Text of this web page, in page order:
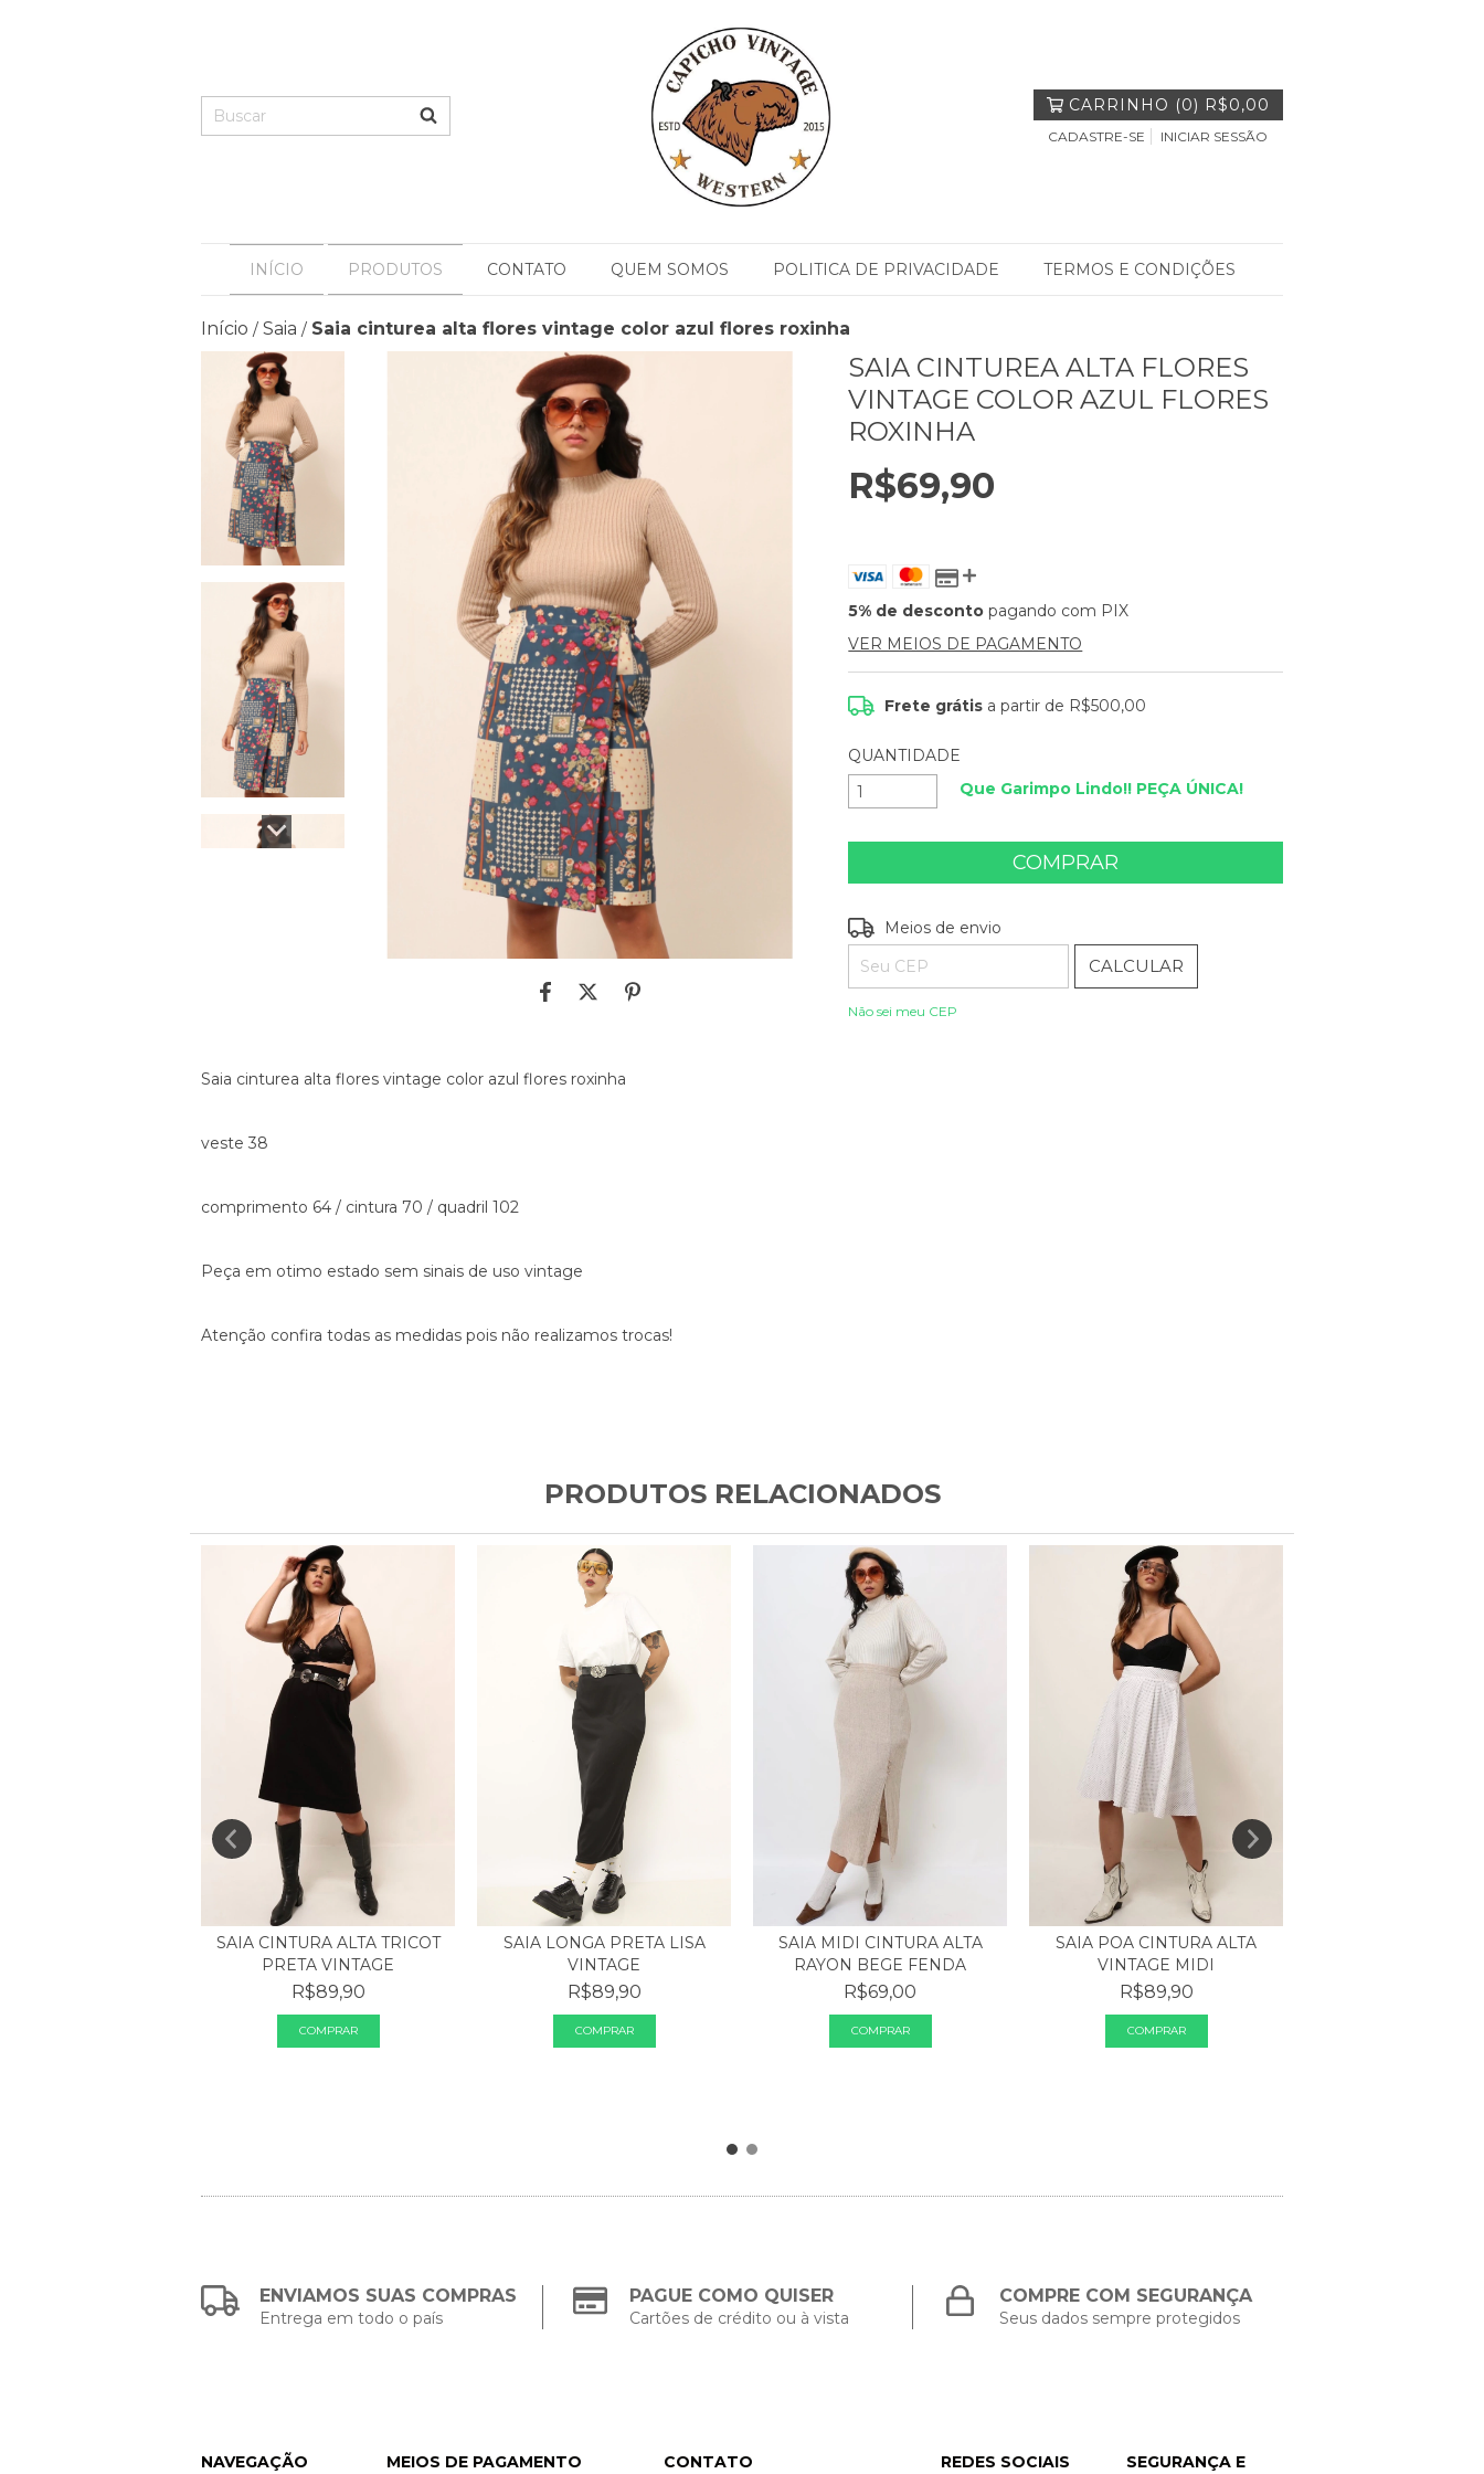
CARRINHO (0) R$0,00
CADASTRE-SE INICIAR SESSÃO
INÍCIO PRODUTOS CONTATO QUEM SOMOS POLITICA DE PRIVACIDADE TERMOS E CONDIÇÕES
Início / Saia / Saia cinturea alta flores vintage color azul flores roxinha
Saia cinturea alta flores vintage color azul flores roxinha
veste 38
comprimento 64 / cintura 70 / quadril 102
Peça em otimo estado sem sinais de uso vintage
Atenção confira todas as medidas pois não realizamos trocas!
SAIA CINTUREA ALTA FLORES
VINTAGE COLOR AZUL FLORES
ROXINHA
R$69,90
5% de desconto pagando com PIX
VER MEIOS DE PAGAMENTO
Frete grátis a partir de R$500,00
QUANTIDADE
Que Garimpo Lindo!! PEÇA ÚNICA!
Entregas para o CEP:
Meios de envio
CALCULAR
Não sei meu CEP
PRODUTOS RELACIONADOS
SAIA CINTURA ALTA TRICOT
PRETA VINTAGE
R$89,90
SAIA LONGA PRETA LISA
VINTAGE
R$89,90
SAIA MIDI CINTURA ALTA
RAYON BEGE FENDA
R$69,00
SAIA POA CINTURA ALTA
VINTAGE MIDI
R$89,90
ENVIAMOS SUAS COMPRAS
Entrega em todo o país
PAGUE COMO QUISER
Cartões de crédito ou à vista
COMPRE COM SEGURANÇA
Seus dados sempre protegidos
NAVEGAÇÃO MEIOS DE PAGAMENTO CONTATO REDES SOCIAIS SEGURANÇA E